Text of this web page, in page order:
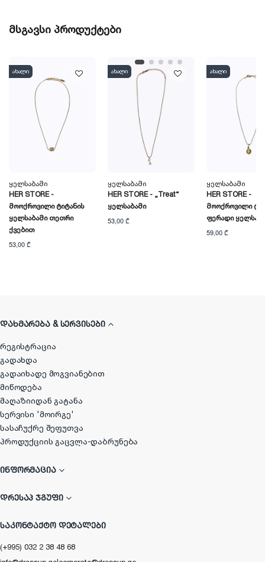
მსგავსი პროდუქტები
ახალი
Ყელსაბამი
HER STORE -
Მოოქროვილი Ტიტანის
Ყელსაბამი Თეთრი
Ქვებით
53,00 ₾
ახალი
Ყელსაბამი
HER STORE - „Treat“
Ყელსაბამი
53,00 ₾
ახალი
Ყელსაბამი
HER STORE -
Მოოქროვილი
Ფერადი
59,00 ₾
ᲓᲐᲮᲛᲐᲠᲔᲑᲐ & ᲡᲔᲠᲕᲘᲡᲔᲑᲘ
რეგისტრაცია
გადახდა
გადაიხადე მოგვიანებით
მიწოდება
მაღაზიიდან გატანა
სერვისი 'მოირგე'
სასაჩუქრე შეფუთვა
პროდუქციის გაცვლა-დაბრუნება
ᲘᲜᲤᲝᲠᲛᲐᲪᲘᲐ
ᲓᲠᲔᲡᲐᲞ ᲯᲒᲣᲤᲘ
ᲡᲐᲙᲝᲜᲢᲐᲥᲢᲝ ᲓᲔᲢᲐᲚᲔᲑᲘ
(+995) 032 2 38 48 68